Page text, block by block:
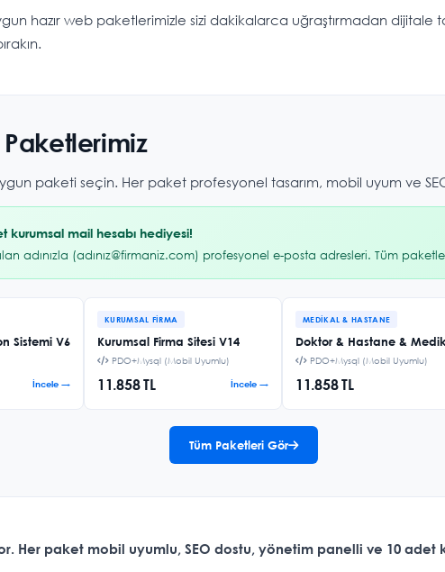
hazır web paketlerimizle sizi dakikalarca uğraştırmadan dijitale
Paketlerimiz
paketi seçin. Her paket profesyonel tasarım, mobil uyum ve
kurumsal mail hesabı hediyesi!
adınızla (adınız@firmaniz.com) profesyonel e-posta adresleri. Tüm
Sistemi V6
İncele →
KURUMSAL FIRMA
Kurumsal Firma Sitesi V14
PDO+Mysql (Mobil Uyumlu)
11.858 TL İncele →
MEDIKAL & HASTANE
Doktor & Hastane &
PDO+Mysql (Mobil Uyumlu)
11.858 TL
Tüm Paketleri Gör
Her paket mobil uyumlu, SEO dostu, yönetim panelli ve 10 adet